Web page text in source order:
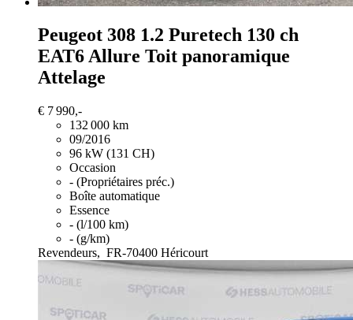
Peugeot 308 1.2 Puretech 130 ch
EAT6 Allure Toit panoramique
Attelage
€ 7 990,-
132 000 km
09/2016
96 kW (131 CH)
Occasion
- (Propriétaires préc.)
Boîte automatique
Essence
- (l/100 km)
- (g/km)
Revendeurs, FR-70400 Héricourt